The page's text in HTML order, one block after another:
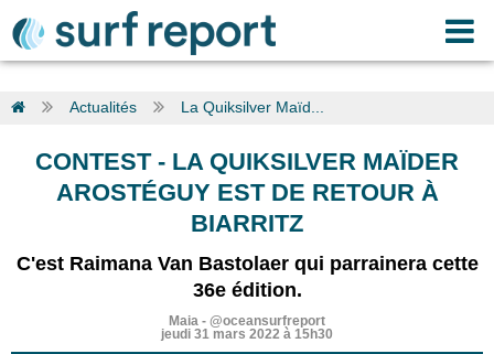
Actualités La Quiksilver Maïd...
CONTEST- LA QUIKSILVER MAÏDER
AROSTÉGUY EST DE RETOUR À
BIARRITZ
C'est Raimana Van Bastolaer qui parrainera cette
36e édition.
Maia - @oceansurfreport
jeudi 31 mars 2022 à 15h30